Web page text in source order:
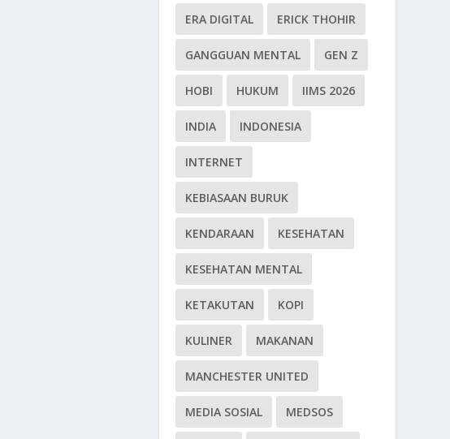
ERA DIGITAL ERICK THOHIR
GANGGUAN MENTAL GEN Z
HOBI HUKUM IIMS 2026
INDIA INDONESIA
INTERNET
KEBIASAAN BURUK
KENDARAAN KESEHATAN
KESEHATAN MENTAL
KETAKUTAN KOPI
KULINER MAKANAN
MANCHESTER UNITED
MEDIA SOSIAL MEDSOS